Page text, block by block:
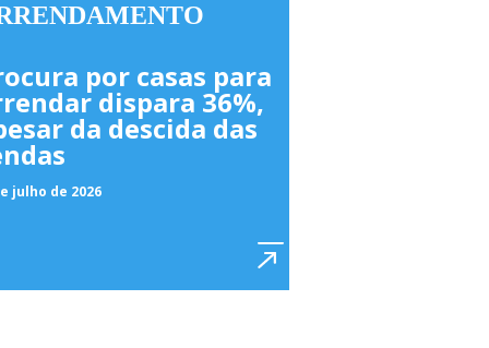
por casas para
dispara 36%,
da descida das
julho de 2026